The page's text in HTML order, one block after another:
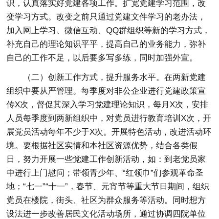
识，认真落实好党建各项工作。扩宽党建学习范围，改
变学习方式。改变之前只通过党建文件学习的老办法，
加入网上学习、微信互动、QQ群组织等新的学习方式，
补充自己的理论知识平平，提高自己的业务能力，弥补
自己的工作不足，以后要多写多练，同时加强外宣。
（二）创新工作方式，提升服务水平。在两新党建
组织中要从严管理。每季度对非公企业进行党建政策宣
传X次，督促其深入学习党建理论知识，每月X次，安排
人员每季度到两新组织中，对党员进行教育培训X次，开
展党员活动每年不少于X次。开展特色活动，改进活动环
境。要根据社区实情和本社区资源优势，结合各类假
日，努力开展一些党建工作创新活动，如：到老党员家
中进行上门慰问；带领青少年、“红领巾”们参观革命圣
地；“七一”“十一”，春节、元宵节等重大节日期间，组织
党员在楼院，街头、社区为群众服务等活动。同时想方
设法进一步改善居民文化活动场所，通过协调四院单位